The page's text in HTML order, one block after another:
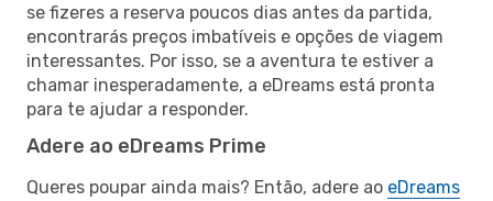
se fizeres a reserva poucos dias antes da partida,
encontrarás preços imbatíveis e opções de viagem
interessantes. Por isso, se a aventura te estiver a
chamar inesperadamente, a eDreams está pronta
para te ajudar a responder.
Adere ao eDreams Prime
Queres poupar ainda mais? Então, adere ao eDreams